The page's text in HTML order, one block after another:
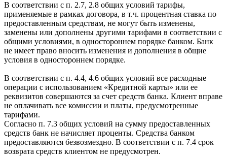
В соответствии с п. 2.7, 2.8 общих условий тарифы,
применяемые в рамках договора, в т.ч. процентная ставка по
предоставленным средствам, не могут быть изменены,
заменены или дополнены другими тарифами в соответствии с
общими условиями, в одностороннем порядке банком. Банк
не имеет право вносить изменения и дополнения в общие
условия в одностороннем порядке.
В соответствии с п. 4.4, 4.6 общих условий все расходные
операции с использованием «Кредитной карты» или ее
реквизитов совершаются за счет средств банка. Клиент вправе
не оплачивать все комиссии и платы, предусмотренные
тарифами.
Согласно п. 7.3 общих условий на сумму предоставленных
средств банк не начисляет проценты. Средства банком
предоставляются безвозмездно. В соответствии с п. 7.4 срок
возврата средств клиентом не предусмотрен.